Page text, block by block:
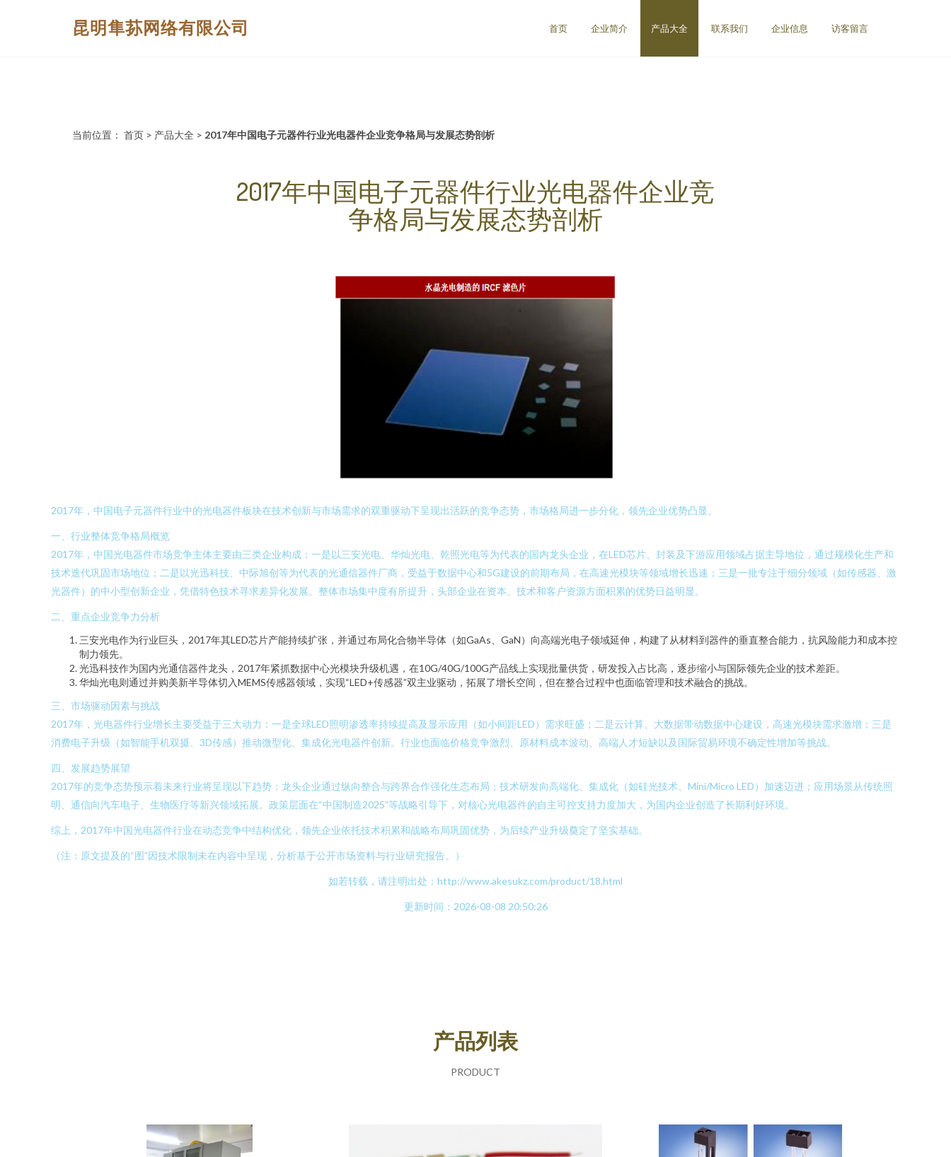
昆明隼荪网络有限公司 首页 企业简介 产品大全 联系我们 企业信息 访客留言
当前位置： 首页 > 产品大全 > 2017年中国电子元器件行业光电器件企业竞争格局与发展态势剖析
2017年中国电子元器件行业光电器件企业竞
争格局与发展态势剖析
2017年，中国电子元器件行业中的光电器件板块在技术创新与市场需求的双重驱动下呈现出活跃的竞争态势，市场格局进一步分化，领先企业优势凸显。
一、行业整体竞争格局概览
2017年，中国光电器件市场竞争主体主要由三类企业构成：一是以三安光电、华灿光电、乾照光电等为代表的国内龙头企业，在LED芯片、封装及下游应用领域占据主导地位，通过规模化生产和
技术迭代巩固市场地位；二是以光迅科技、中际旭创等为代表的光通信器件厂商，受益于数据中心和5G建设的前期布局，在高速光模块等领域增长迅速；三是一批专注于细分领域（如传感器、激
光器件）的中小型创新企业，凭借特色技术寻求差异化发展。整体市场集中度有所提升，头部企业在资本、技术和客户资源方面积累的优势日益明显。
二、重点企业竞争力分析
三安光电作为行业巨头，2017年其LED芯片产能持续扩张，并通过布局化合物半导体（如GaAs、GaN）向高端光电子领域延伸，构建了从材料到器件的垂直整合能力，抗风险能力和成本控
制力领先。
光迅科技作为国内光通信器件龙头，2017年紧抓数据中心光模块升级机遇，在10G/40G/100G产品线上实现批量供货，研发投入占比高，逐步缩小与国际领先企业的技术差距。
华灿光电则通过并购美新半导体切入MEMS传感器领域，实现“LED+传感器”双主业驱动，拓展了增长空间，但在整合过程中也面临管理和技术融合的挑战。
三、市场驱动因素与挑战
2017年，光电器件行业增长主要受益于三大动力：一是全球LED照明渗透率持续提高及显示应用（如小间距LED）需求旺盛；二是云计算、大数据带动数据中心建设，高速光模块需求激增；三是
消费电子升级（如智能手机双摄、3D传感）推动微型化、集成化光电器件创新。行业也面临价格竞争激烈、原材料成本波动、高端人才短缺以及国际贸易环境不确定性增加等挑战。
四、发展趋势展望
2017年的竞争态势预示着未来行业将呈现以下趋势：龙头企业通过纵向整合与跨界合作强化生态布局；技术研发向高端化、集成化（如硅光技术、Mini/Micro LED）加速迈进；应用场景从传统照
明、通信向汽车电子、生物医疗等新兴领域拓展。政策层面在“中国制造2025”等战略引导下，对核心光电器件的自主可控支持力度加大，为国内企业创造了长期利好环境。
综上，2017年中国光电器件行业在动态竞争中结构优化，领先企业依托技术积累和战略布局巩固优势，为后续产业升级奠定了坚实基础。
（注：原文提及的“图”因技术限制未在内容中呈现，分析基于公开市场资料与行业研究报告。）
如若转载，请注明出处：http://www.akesukz.com/product/18.html
更新时间：2026-08-08 20:50:26
产品列表
PRODUCT